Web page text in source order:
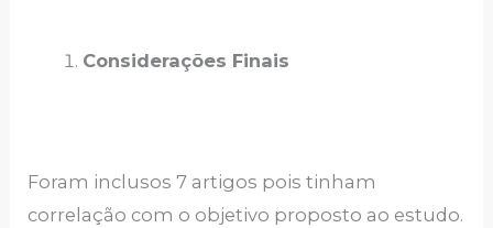
Considerações Finais
Foram inclusos 7 artigos pois tinham
correlação com o objetivo proposto ao estudo.